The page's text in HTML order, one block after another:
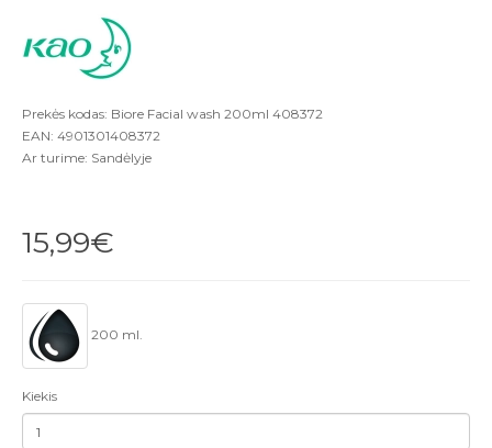
Prekės kodas: Biore Facial wash 200ml 408372
EAN: 4901301408372
Ar turime: Sandėlyje
15,99€
200 ml.
Kiekis